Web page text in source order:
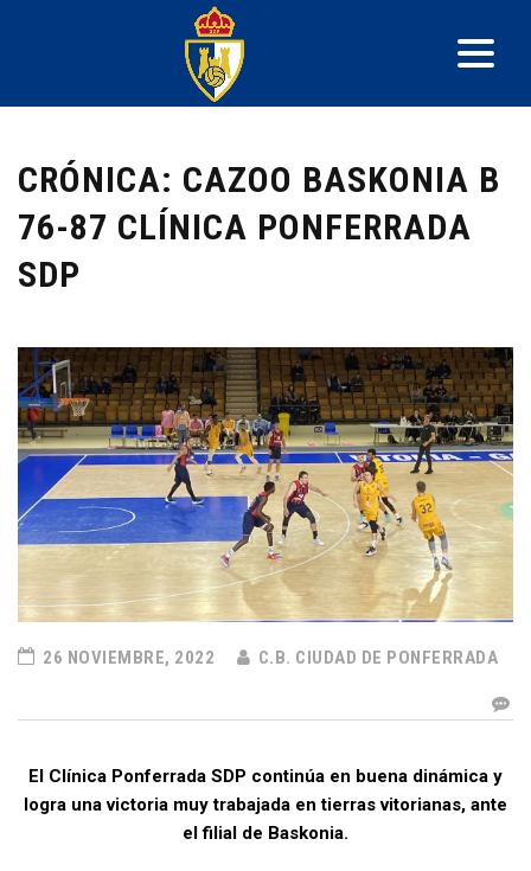
CRÓNICA: CAZOO BASKONIA B
76-87 CLÍNICA PONFERRADA
SDP
26 NOVIEMBRE, 2022 C.B. CIUDAD DE PONFERRADA
El Clínica Ponferrada SDP continúa en buena dinámica y
logra una victoria muy trabajada en tierras vitorianas, ante
el filial de Baskonia.